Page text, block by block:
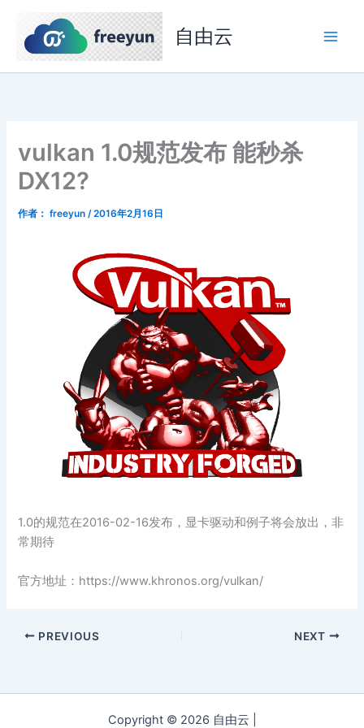
自由云
vulkan 1.0规范发布 能秒杀
DX12?
作者： freeyun/2016年2月16日
1.0的规范在2016-02-16发布，显卡驱动和例子将会放出，非
常期待
官方地址：https://www.khronos.org/vulkan/
PREVIOUS NEXT
Copyright © 2026 自由云 |